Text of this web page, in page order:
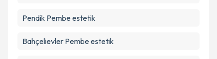
Pendik Pembe estetik
Bahçelievler Pembe estetik